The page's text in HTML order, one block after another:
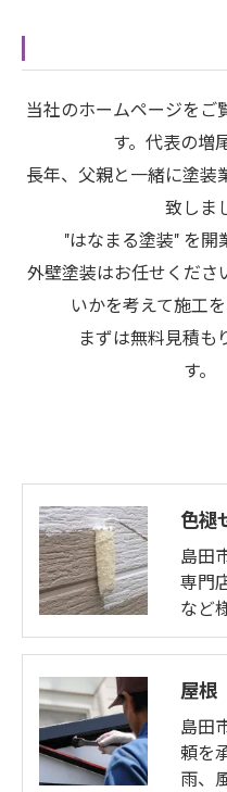
増尾
当社のホームページをご
す。代表の
長年、父親と一緒に塗装
致
"はなまる塗装
外壁塗装はお任せくださ
いかを考えて施
まずは無料見積も
色褪
島田
専門
など
屋根
島田
頼を
雨、